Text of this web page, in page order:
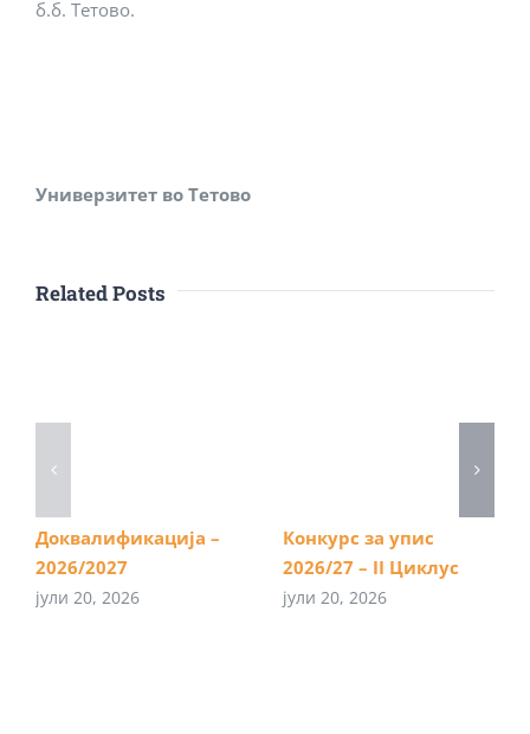
б.б. Тетово.
Универзитет во Тетово
Related Posts
Доквалификација –
2026/2027
јули 20, 2026
Конкурс за упис
2026/27 – II Циклус
јули 20, 2026